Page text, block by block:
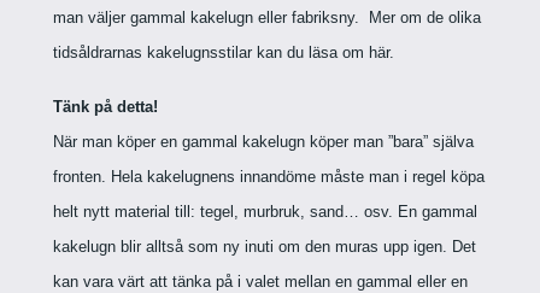
man väljer gammal kakelugn eller fabriksny.
Mer om de olika
tidsåldrarnas kakelugnsstilar kan du läsa om här.
Tänk på detta!
När man köper en gammal kakelugn köper man ”bara” själva
fronten. Hela kakelugnens innandöme måste man i regel köpa
helt nytt material till: tegel, murbruk, sand… osv. En gammal
kakelugn blir alltså som ny inuti om den muras upp igen. Det
kan vara värt att tänka på i valet mellan en gammal eller en